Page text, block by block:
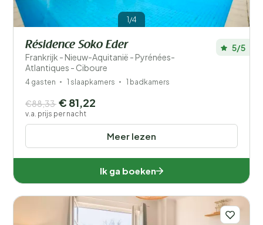
1/4
Résidence Soko Eder
Frankrijk - Nieuw-Aquitanië - Pyrénées-
Atlantiques - Ciboure
5/5
4 gasten 1 slaapkamers 1 badkamers
Meer lezen
€88,33 € 81,22
v.a. prijs per nacht
Ik ga boeken